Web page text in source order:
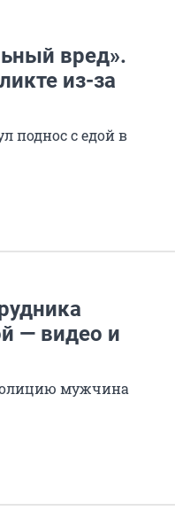
вред».
из-за
поднос с едой в
— видео и
мужчина